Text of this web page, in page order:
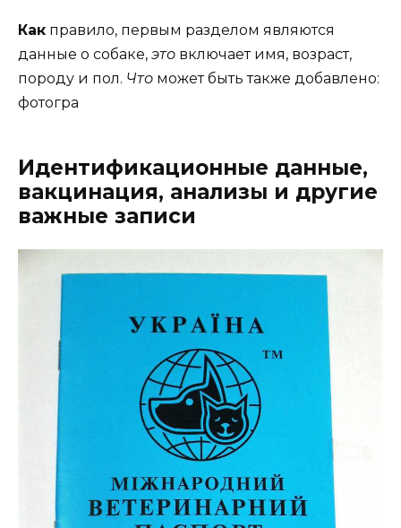
Как правило, первым разделом являются
данные о собаке, это включает имя, возраст,
породу и пол. Что может быть также добавлено:
фотогра
Идентификационные данные,
вакцинация, анализы и другие
важные записи